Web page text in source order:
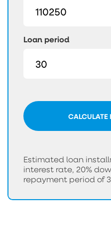
Loan period
CALCULATE
Estimated loan
interest rate, 20%
repayment period of